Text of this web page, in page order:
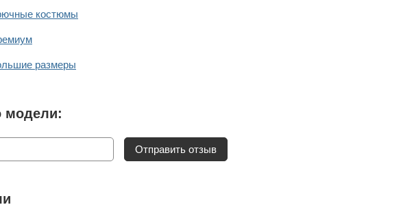
костюмы
размеры
модели:
Отправить отзыв